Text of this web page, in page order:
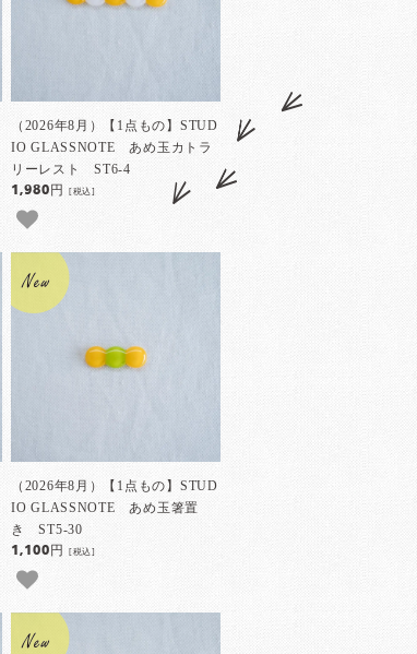
（2026年8月）【1点もの】STUD
IO GLASSNOTE あめ玉カトラ
リーレスト ST6-4
1,980円[税込]
（2026年8月）【1点もの】STUD
IO GLASSNOTE あめ玉箸置
き ST5-30
1,100円[税込]